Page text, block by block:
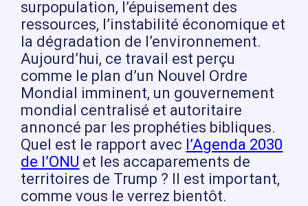
surpopulation, l’épuisement des
ressources, l’instabilité économique et
la dégradation de l’environnement.
Aujourd’hui, ce travail est perçu
comme le plan d’un Nouvel Ordre
Mondial imminent, un gouvernement
mondial centralisé et autoritaire
annoncé par les prophéties bibliques.
Quel est le rapport avec l’Agenda 2030
de l’ONU et les accaparements de
territoires de Trump ? Il est important,
comme vous le verrez bientôt.